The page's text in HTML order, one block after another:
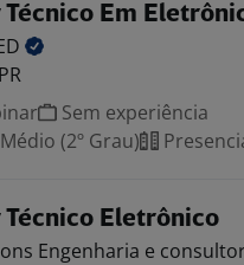
Em
Sem experiência
(2º Grau)
Eletrônico
Engenharia e